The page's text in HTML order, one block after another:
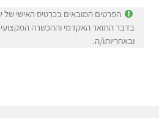
הפרטים המובאים בכרטיס האישי של
בדבר התואר האקדמי וההכשרה
ובאחריותו/ה.